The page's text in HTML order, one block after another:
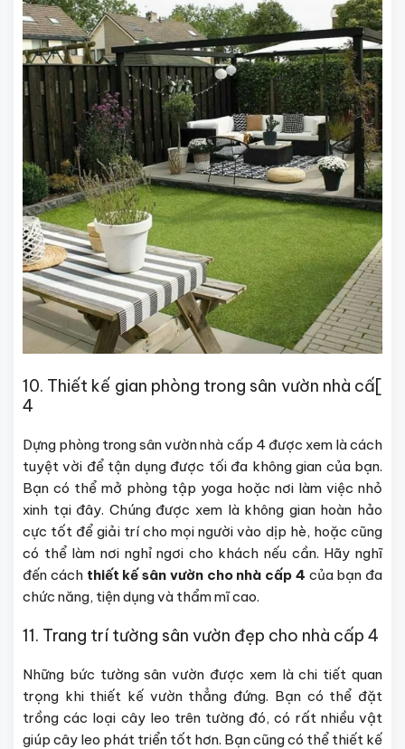
10. Thiết kế gian phòng trong sân vườn nhà cấ[
4
Dựng phòng trong sân vườn nhà cấp 4 được xem là cách
tuyệt vời để tận dụng được tối đa không gian của bạn.
Bạn có thể mở phòng tập yoga hoặc nơi làm việc nhỏ
xinh tại đây. Chúng được xem là không gian hoàn hảo
cực tốt để giải trí cho mọi người vào dịp hè, hoặc cũng
có thể làm nơi nghỉ ngơi cho khách nếu cần. Hãy nghĩ
đến cách thiết kế sân vườn cho nhà cấp 4 của bạn đa
chức năng, tiện dụng và thẩm mĩ cao.
11. Trang trí tường sân vườn đẹp cho nhà cấp 4
Những bức tường sân vườn được xem là chi tiết quan
trọng khi thiết kế vườn thẳng đứng. Bạn có thể đặt
trồng các loại cây leo trên tường đó, có rất nhiều vật
giúp cây leo phát triển tốt hơn. Bạn cũng có thể thiết kế